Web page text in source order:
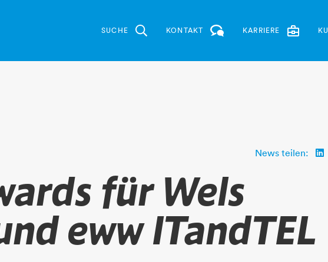
SUCHE KONTAKT KARRIERE
News teilen:
für Wels
eww ITandTEL